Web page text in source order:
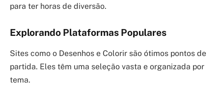
para ter horas de diversão.
Explorando Plataformas Populares
Sites como o Desenhos e Colorir são ótimos pontos de
partida. Eles têm uma seleção vasta e organizada por
tema.